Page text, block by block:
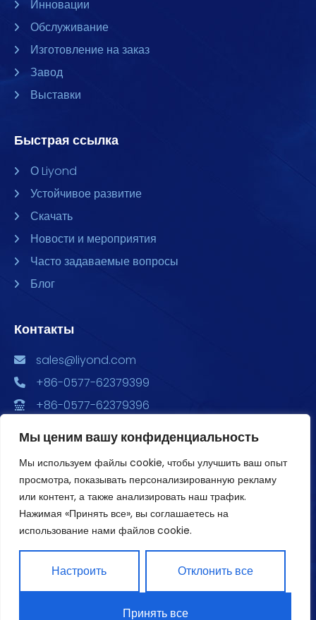
Мы ценим вашу конфиденциальность
Мы используем файлы cookie, чтобы улучшить ваш опыт
просмотра, показывать персонализированную рекламу
или контент, а также анализировать наш трафик.
Нажимая «Принять все», вы соглашаетесь на
использование нами файлов cookie.
Настроить Отклонить все
Принять все
Инновации
Обслуживание
Изготовление на заказ
Завод
Выставки
Быстрая ссылка
О Liyond
Устойчивое развитие
Скачать
Новости и мероприятия
Часто задаваемые вопросы
Блог
Контакты
sales@liyond.com
+86-0577-62379399
+86-0577-62379396
ул. Сюян, 6688, Главный парк экономического
развития, здания 2, 3, и 4, офис 1801
Авторское право ©2020 Liyond. Все права защищены.
Политика конфиденциальности